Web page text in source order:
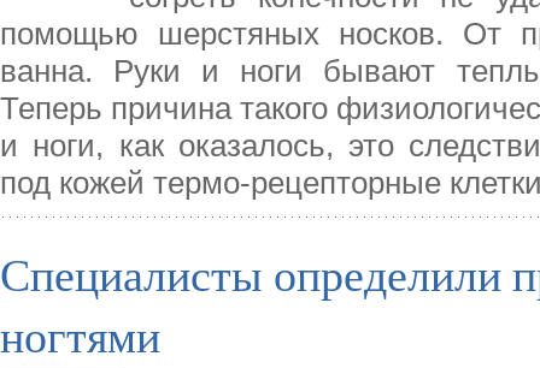
помощью шерстяных носков. От
ванна. Руки и ноги бывают
Теперь причина такого
и ноги, как оказалось, это
под кожей термо-рецепторные
Специалисты определили
ногтями